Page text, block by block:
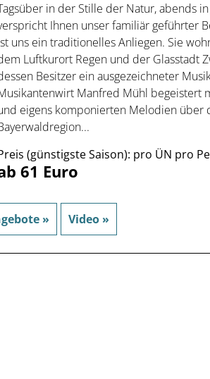
in der Stille der Natur, abends
Ihnen unser familiär geführter
uns ein traditionelles Anliegen. Sie
Luftkurort Regen und der Glasstadt
Besitzer ein ausgezeichneter
Manfred Mühl begeistert
eigens komponierten Melodien über
(günstigste Saison): pro ÜN pro
61 Euro
» Video »